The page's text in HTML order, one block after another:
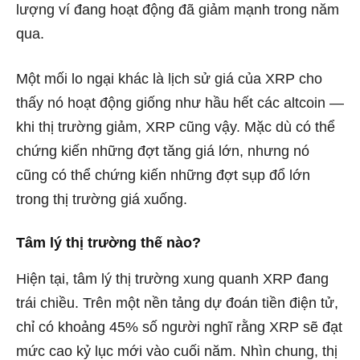
lượng ví đang hoạt động đã giảm mạnh trong năm
qua.
Một mối lo ngại khác là lịch sử giá của XRP cho
thấy nó hoạt động giống như hầu hết các altcoin —
khi thị trường giảm, XRP cũng vậy. Mặc dù có thể
chứng kiến ​​những đợt tăng giá lớn, nhưng nó
cũng có thể chứng kiến ​​những đợt sụp đổ lớn
trong thị trường giá xuống.
Tâm lý thị trường thế nào?
Hiện tại, tâm lý thị trường xung quanh XRP đang
trái chiều. Trên một nền tảng dự đoán tiền điện tử,
chỉ có khoảng 45% số người nghĩ rằng XRP sẽ đạt
mức cao kỷ lục mới vào cuối năm. Nhìn chung, thị